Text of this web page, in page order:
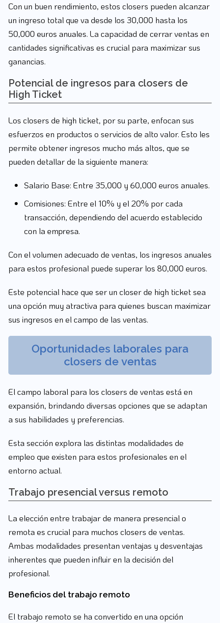
Con un buen rendimiento, estos closers pueden alcanzar
un ingreso total que va desde los 30,000 hasta los
50,000 euros anuales. La capacidad de cerrar ventas en
cantidades significativas es crucial para maximizar sus
ganancias.
Potencial de ingresos para closers de
High Ticket
Los closers de high ticket, por su parte, enfocan sus
esfuerzos en productos o servicios de alto valor. Esto les
permite obtener ingresos mucho más altos, que se
pueden detallar de la siguiente manera:
Salario Base: Entre 35,000 y 60,000 euros anuales.
Comisiones: Entre el 10% y el 20% por cada
transacción, dependiendo del acuerdo establecido
con la empresa.
Con el volumen adecuado de ventas, los ingresos anuales
para estos profesional puede superar los 80,000 euros.
Este potencial hace que ser un closer de high ticket sea
una opción muy atractiva para quienes buscan maximizar
sus ingresos en el campo de las ventas.
Oportunidades laborales para
closers de ventas
El campo laboral para los closers de ventas está en
expansión, brindando diversas opciones que se adaptan
a sus habilidades y preferencias.
Esta sección explora las distintas modalidades de
empleo que existen para estos profesionales en el
entorno actual.
Trabajo presencial versus remoto
La elección entre trabajar de manera presencial o
remota es crucial para muchos closers de ventas.
Ambas modalidades presentan ventajas y desventajas
inherentes que pueden influir en la decisión del
profesional.
Beneficios del trabajo remoto
El trabajo remoto se ha convertido en una opción